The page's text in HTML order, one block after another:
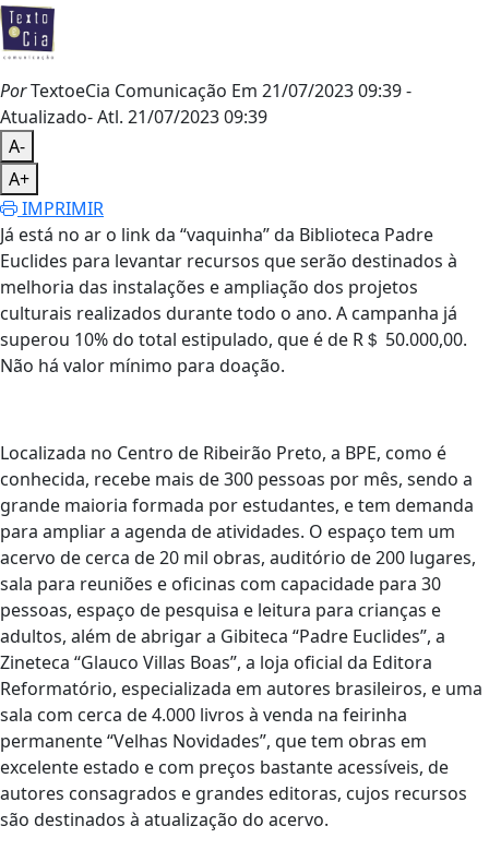
PorTextoeCia Comunicação Em 21/07/2023 09:39-
Atualizado- Atl. 21/07/2023 09:39
A-
A+
IMPRIMIR
Já está no ar o link da “vaquinha” da Biblioteca Padre
Euclides para levantar recursos que serão destinados à
melhoria das instalações e ampliação dos projetos
culturais realizados durante todo o ano. A campanha já
superou 10% do total estipulado, que é de R＄ 50.000,00.
Não há valor mínimo para doação.
Localizada no Centro de Ribeirão Preto, a BPE, como é
conhecida, recebe mais de 300 pessoas por mês, sendo a
grande maioria formada por estudantes, e tem demanda
para ampliar a agenda de atividades. O espaço tem um
acervo de cerca de 20 mil obras, auditório de 200 lugares,
sala para reuniões e oficinas com capacidade para 30
pessoas, espaço de pesquisa e leitura para crianças e
adultos, além de abrigar a Gibiteca “Padre Euclides”, a
Zineteca “Glauco Villas Boas”, a loja oficial da Editora
Reformatório, especializada em autores brasileiros, e uma
sala com cerca de 4.000 livros à venda na feirinha
permanente “Velhas Novidades”, que tem obras em
excelente estado e com preços bastante acessíveis, de
autores consagrados e grandes editoras, cujos recursos
são destinados à atualização do acervo.